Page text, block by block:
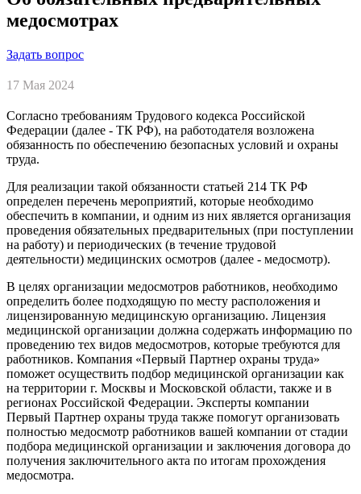
медосмотрах
Задать вопрос
17 Мая 2024
Согласно требованиям Трудового кодекса Российской
Федерации (далее - ТК РФ), на работодателя возложена
обязанность по обеспечению безопасных условий и охраны
труда.
Для реализации такой обязанности статьей 214 ТК РФ
определен перечень мероприятий, которые необходимо
обеспечить в компании, и одним из них является организация
проведения обязательных предварительных (при поступлении
на работу) и периодических (в течение трудовой
деятельности) медицинских осмотров (далее - медосмотр).
В целях организации медосмотров работников, необходимо
определить более подходящую по месту расположения и
лицензированную медицинскую организацию. Лицензия
медицинской организации должна содержать информацию по
проведению тех видов медосмотров, которые требуются для
работников. Компания «Первый Партнер охраны труда»
поможет осуществить подбор медицинской организации как
на территории г. Москвы и Московской области, также и в
регионах Российской Федерации. Эксперты компании
Первый Партнер охраны труда также помогут организовать
полностью медосмотр работников вашей компании от стадии
подбора медицинской организации и заключения договора до
получения заключительного акта по итогам прохождения
медосмотра.